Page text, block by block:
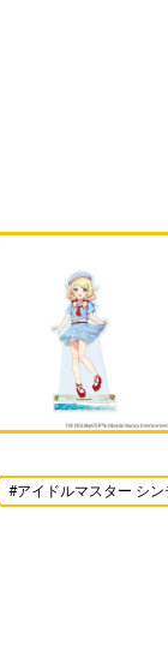
#アイドルマスター シ